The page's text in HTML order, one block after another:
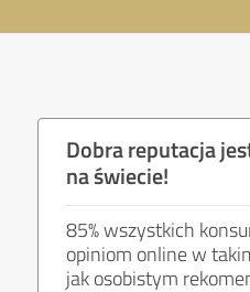
Dobra reputacja
na świecie!
85% wszystkich
opiniom online w
jak osobistym